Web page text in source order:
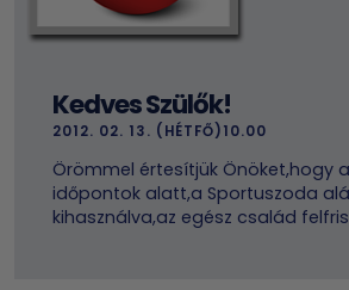
Kedves Szülők!
2012. 02. 13. (HÉTFŐ)10.00
Örömmel értesítjük Önöket,hogy
időpontok alatt,a Sportuszoda
kihasználva,az egész család